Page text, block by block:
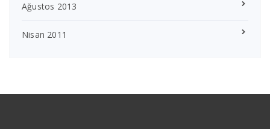
Ağustos 2013
Nisan 2011